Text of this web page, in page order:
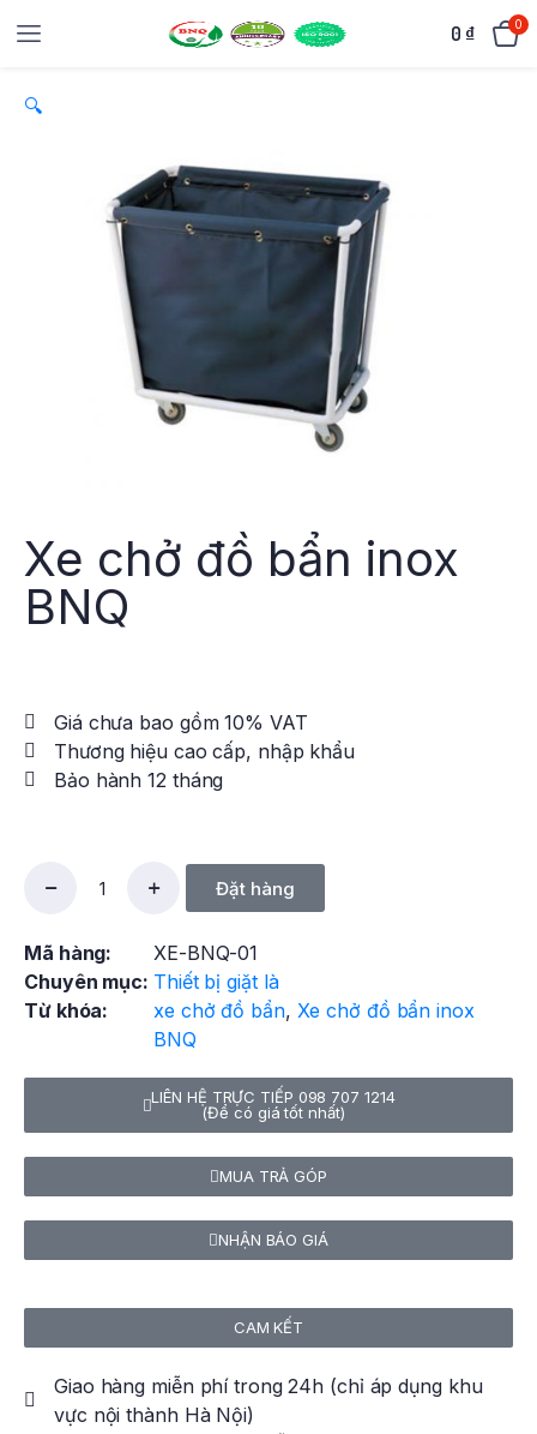
0 ₫ 0
🔍
Xe chở đồ bẩn inox
BNQ
Giá chưa bao gồm 10% VAT
Thương hiệu cao cấp, nhập khẩu
Bảo hành 12 tháng
Đặt hàng
Mã hàng:
XE-BNQ-01
Chuyên mục: Thiết bị giặt là
Từ khóa:
xe chở đồ bẩn, Xe chở đồ bẩn inox
BNQ
LIÊN HỆ TRỰC TIẾP 098 707 1214
(Để có giá tốt nhất)
MUA TRẢ GÓP
NHẬN BÁO GIÁ
CAM KẾT
Giao hàng miễn phí trong 24h (chỉ áp dụng khu
vực nội thành Hà Nội)